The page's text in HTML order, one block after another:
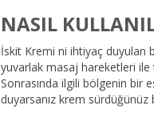
NASIL
İskit Kremi ni ihtiyaç duyulan
yuvarlak masaj hareketleri ile
Sonrasında ilgili bölgenin bir
duyarsanız krem sürdüğünüz